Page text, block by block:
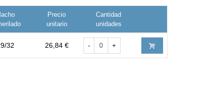
Precio
unitario
Cantidad
unidades
32 26,84 € - +